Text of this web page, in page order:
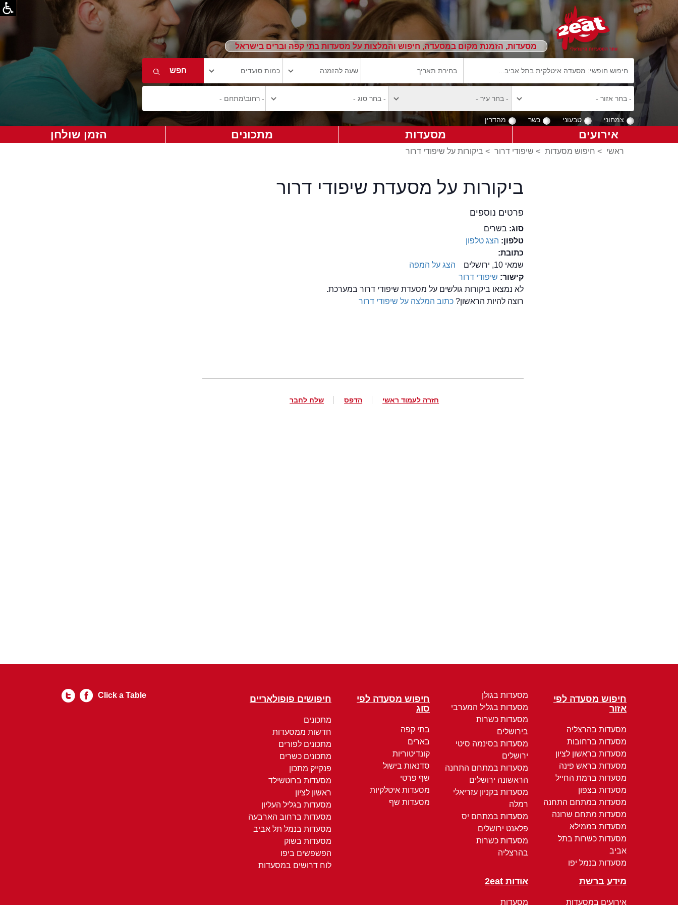
מסעדות, הזמנת מקום במסעדה, חיפוש והמלצות על מסעדות בתי קפה וברים בישראל
צמחוני טבעוני כשר מהדרין
אירועים מסעדות מתכונים הזמן שולחן
ראשי > חיפוש מסעדות > שיפודי דרור > ביקורות על שיפודי דרור
ביקורות על מסעדת שיפודי דרור
פרטים נוספים
סוג: בשרים
טלפון: הצג טלפון
כתובת:
שמאי 10, ירושלים
הצג על המפה
קישור: שיפודי דרור
לא נמצאו ביקורות גולשים על מסעדת שיפודי דרור במערכת.
רוצה להיות הראשון?כתוב המלצה על שיפודי דרור
חזרה לעמוד ראשי הדפס שלח לחבר
חיפוש מסעדה לפי
אזור
מסעדות בהרצליה
מסעדות ברחובות
מסעדות בראשון לציון
מסעדות בראש פינה
מסעדות ברמת החייל
מסעדות בצפון
מסעדות במתחם התחנה
מסעדות מתחם שרונה
מסעדות בממילא
מסעדות כשרות בתל
אביב
מסעדות בנמל יפו
מסעדות בגולן
מסעדות בגליל המערבי
מסעדות כשרות
בירושלים
מסעדות בסינמה סיטי
ירושלים
מסעדות במתחם התחנה
הראשונה ירושלים
מסעדות בקניון עזריאלי
רמלה
מסעדות במתחם יס
פלאנט ירושלים
מסעדות כשרות
בהרצליה
חיפוש מסעדה לפי
סוג
בתי קפה
בארים
קונדיטוריות
סדנאות בישול
שף פרטי
מסעדות איטלקיות
מסעדות שף
חיפושים פופולאריים
מתכונים
חדשות ממסעדות
מתכונים לפורים
מתכונים כשרים
פנקייק מתכון
מסעדות ברוטשילד
ראשון לציון
מסעדות בגליל העליון
מסעדות ברחוב הארבעה
מסעדות בנמל תל אביב
מסעדות בשוק
הפשפשים ביפו
לוח דרושים במסעדות
מידע ברשת
אירועים במסעדות
אודות 2eat
מסעדות
Click a Table